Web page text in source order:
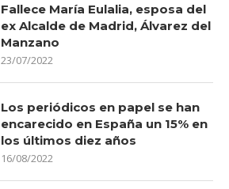
Fallece María Eulalia, esposa del
ex Alcalde de Madrid, Álvarez del
Manzano
23/07/2022
Los periódicos en papel se han
encarecido en España un 15% en
los últimos diez años
16/08/2022